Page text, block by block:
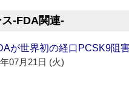
‐FDA関連‐
が世界初の経口PCSK9阻
07月21日 (火)